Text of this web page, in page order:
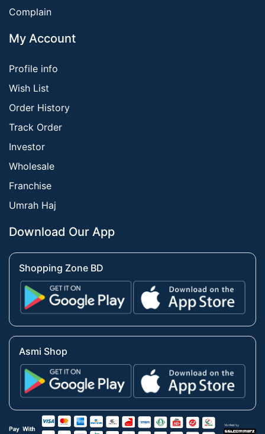
Complain
My Account
Profile info
Wish List
Order History
Track Order
Investor
Wholesale
Franchise
Umrah Haj
Download Our App
Shopping Zone BD
Asmi Shop